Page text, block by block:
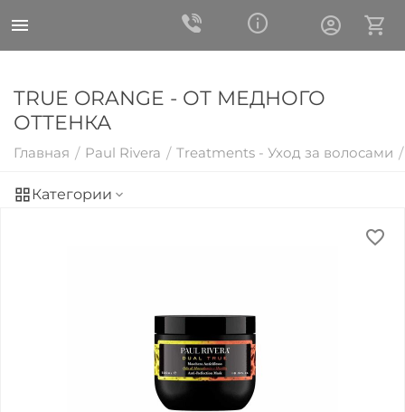
TRUE ORANGE - ОТ МЕДНОГО
ОТТЕНКА
Главная / Paul Rivera / Treatments - Уход за волосами /
Категории